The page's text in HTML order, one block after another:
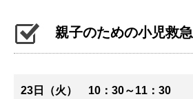
親子のための小児救急
23日（火） 10：30～11：30